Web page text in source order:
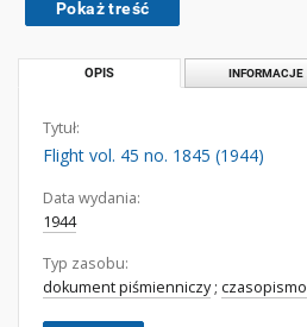
Pokaż treść
OPIS INFORMACJE
Tytuł:
Flight vol. 45 no. 1845 (1944)
Data wydania:
1944
Typ zasobu:
dokument piśmienniczy; czasopismo